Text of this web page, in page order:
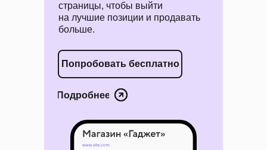
страницы, чтобы выйти
на лучшие позиции и продавать
больше.
Попробовать бесплатно
Подробнее